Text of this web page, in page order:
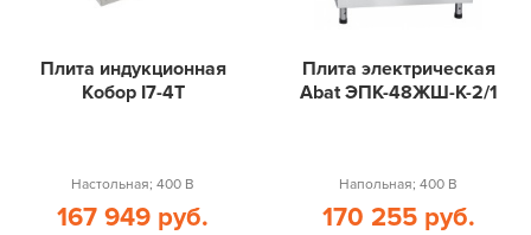
Плита индукционная
Кобор I7-4T
Настольная; 400 В
167 949 руб.
Плита электрическая
Abat ЭПК-48ЖШ-К-2/1
Напольная; 400 В
170 255 руб.